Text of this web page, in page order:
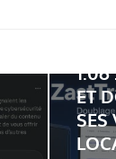
1.06
ET
SES